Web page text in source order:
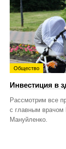
Общество
Инвестиция в
Рассмотрим все
с главным врачом
Мануйленко.